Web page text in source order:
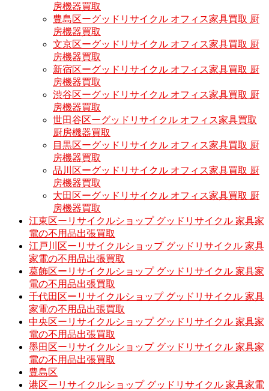
房機器買取
豊島区ーグッドリサイクル オフィス家具買取 厨
房機器買取
文京区ーグッドリサイクル オフィス家具買取 厨
房機器買取
新宿区ーグッドリサイクル オフィス家具買取 厨
房機器買取
渋谷区ーグッドリサイクル オフィス家具買取 厨
房機器買取
世田谷区ーグッドリサイクル オフィス家具買取
厨房機器買取
目黒区ーグッドリサイクル オフィス家具買取 厨
房機器買取
品川区ーグッドリサイクル オフィス家具買取 厨
房機器買取
大田区ーグッドリサイクル オフィス家具買取 厨
房機器買取
江東区ーリサイクルショップ グッドリサイクル 家具家
電の不用品出張買取
江戸川区ーリサイクルショップ グッドリサイクル 家具
家電の不用品出張買取
葛飾区ーリサイクルショップ グッドリサイクル 家具家
電の不用品出張買取
千代田区ーリサイクルショップ グッドリサイクル 家具
家電の不用品出張買取
中央区ーリサイクルショップ グッドリサイクル 家具家
電の不用品出張買取
墨田区ーリサイクルショップ グッドリサイクル 家具家
電の不用品出張買取
豊島区
港区ーリサイクルショップ グッドリサイクル 家具家電